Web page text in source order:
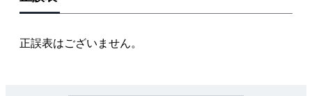
正誤表はございません。